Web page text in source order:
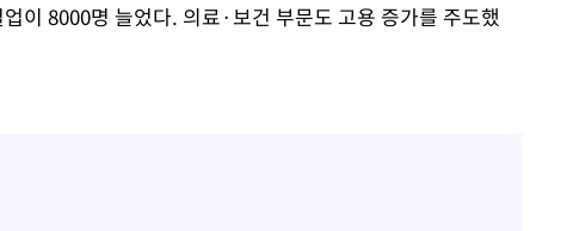
이 8000명 늘었다. 의료·보건 부문도 고용 증가를 주도했